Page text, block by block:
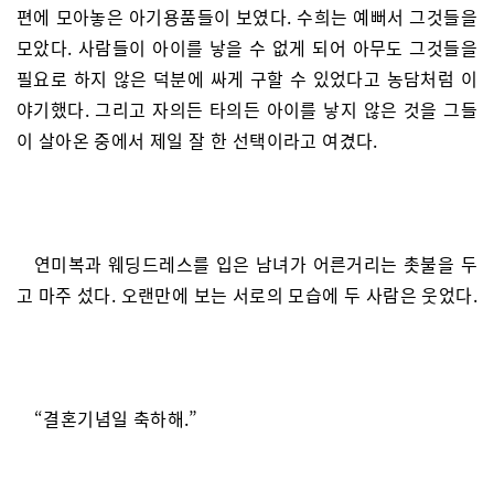
편에 모아놓은 아기용품들이 보였다. 수희는 예뻐서 그것들을
모았다. 사람들이 아이를 낳을 수 없게 되어 아무도 그것들을
필요로 하지 않은 덕분에 싸게 구할 수 있었다고 농담처럼 이
야기했다. 그리고 자의든 타의든 아이를 낳지 않은 것을 그들
이 살아온 중에서 제일 잘 한 선택이라고 여겼다.
연미복과 웨딩드레스를 입은 남녀가 어른거리는 촛불을 두
고 마주 섰다. 오랜만에 보는 서로의 모습에 두 사람은 웃었다.
“결혼기념일 축하해.”